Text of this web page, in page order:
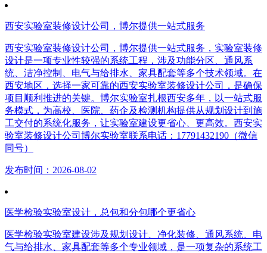
西安实验室装修设计公司，博尔提供一站式服务
西安实验室装修设计公司，博尔提供一站式服务，实验室装修
设计是一项专业性较强的系统工程，涉及功能分区、通风系
统、洁净控制、电气与给排水、家具配套等多个技术领域。在
西安地区，选择一家可靠的西安实验室装修设计公司，是确保
项目顺利推进的关键。博尔实验室扎根西安多年，以一站式服
务模式，为高校、医院、药企及检测机构提供从规划设计到施
工交付的系统化服务，让实验室建设更省心、更高效。西安实
验室装修设计公司博尔实验室联系电话：17791432190（微信
同号）
发布时间：2026-08-02
医学检验实验室设计，总包和分包哪个更省心
医学检验实验室建设涉及规划设计、净化装修、通风系统、电
气与给排水、家具配套等多个专业领域，是一项复杂的系统工